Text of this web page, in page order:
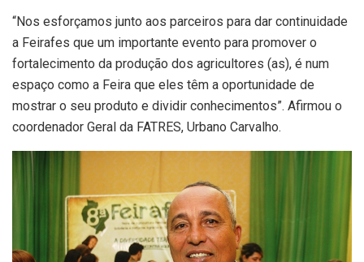
“Nos esforçamos junto aos parceiros para dar continuidade
a Feirafes que um importante evento para promover o
fortalecimento da produção dos agricultores (as), é num
espaço como a Feira que eles têm a oportunidade de
mostrar o seu produto e dividir conhecimentos”. Afirmou o
coordenador Geral da FATRES, Urbano Carvalho.